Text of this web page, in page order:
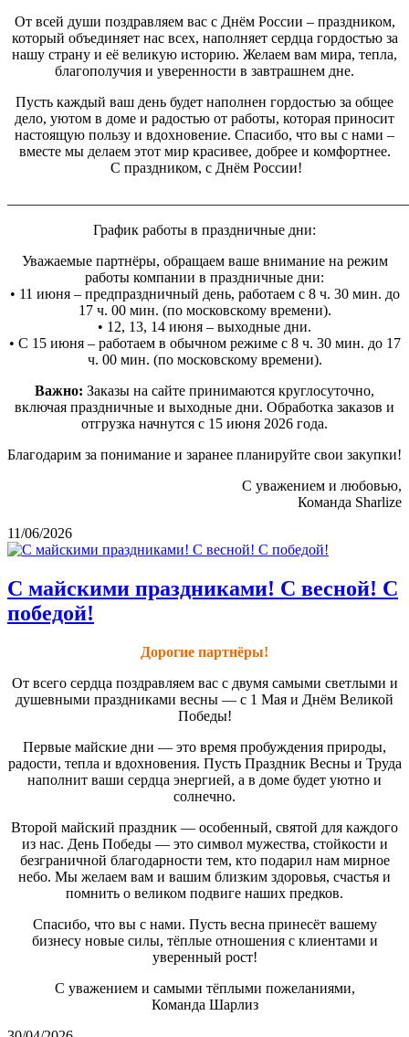
От всей души поздравляем вас с Днём России – праздником,
который объединяет нас всех, наполняет сердца гордостью за
нашу страну и её великую историю. Желаем вам мира, тепла,
благополучия и уверенности в завтрашнем дне.
Пусть каждый ваш день будет наполнен гордостью за общее
дело, уютом в доме и радостью от работы, которая приносит
настоящую пользу и вдохновение. Спасибо, что вы с нами –
вместе мы делаем этот мир красивее, добрее и комфортнее.
С праздником, с Днём России!
График работы в праздничные дни:
Уважаемые партнёры, обращаем ваше внимание на режим
работы компании в праздничные дни:
• 11 июня – предпраздничный день, работаем с 8 ч. 30 мин. до
17 ч. 00 мин. (по московскому времени).
• 12, 13, 14 июня – выходные дни.
• С 15 июня – работаем в обычном режиме с 8 ч. 30 мин. до 17
ч. 00 мин. (по московскому времени).
Важно: Заказы на сайте принимаются круглосуточно,
включая праздничные и выходные дни. Обработка заказов и
отгрузка начнутся с 15 июня 2026 года.
Благодарим за понимание и заранее планируйте свои закупки!
С уважением и любовью,
Команда Sharlize
11/06/2026
С майскими праздниками! С весной! С
победой!
Дорогие партнёры!
От всего сердца поздравляем вас с двумя самыми светлыми и
душевными праздниками весны — с 1 Мая и Днём Великой
Победы!
Первые майские дни — это время пробуждения природы,
радости, тепла и вдохновения. Пусть Праздник Весны и Труда
наполнит ваши сердца энергией, а в доме будет уютно и
солнечно.
Второй майский праздник — особенный, святой для каждого
из нас. День Победы — это символ мужества, стойкости и
безграничной благодарности тем, кто подарил нам мирное
небо. Мы желаем вам и вашим близким здоровья, счастья и
помнить о великом подвиге наших предков.
Спасибо, что вы с нами. Пусть весна принесёт вашему
бизнесу новые силы, тёплые отношения с клиентами и
уверенный рост!
С уважением и самыми тёплыми пожеланиями,
Команда Шарлиз